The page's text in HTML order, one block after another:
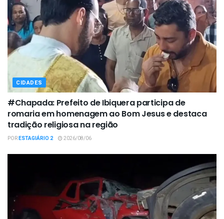
CIDADES
#Chapada: Prefeito de Ibiquera participa de
romaria em homenagem ao Bom Jesus e destaca
tradição religiosa na região
PORESTAGIÁRIO 2 2026/08/06